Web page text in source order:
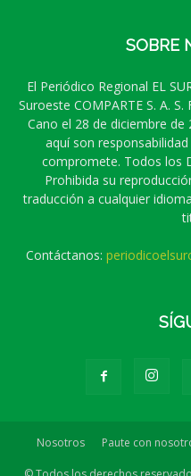
SOBRE
El Periódico Regional EL
Suroeste COMPARTE S. A.
Cano el 28 de diciembre de
aquí son
compromete. Todos los
Prohibida su
traducción a cualquier
Contáctanos:
Nosotros Paute con